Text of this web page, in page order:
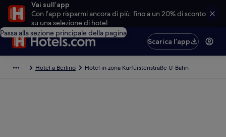
Vai sull’app
Con l’app risparmi ancora di più: fino a un 20% di sconto
su una selezione di hotel.
Passa alla sezione principale della pagina
Scarica l’app
Hotel a Berlino Hotel in zona Kurfürstenstraße U-Bahn